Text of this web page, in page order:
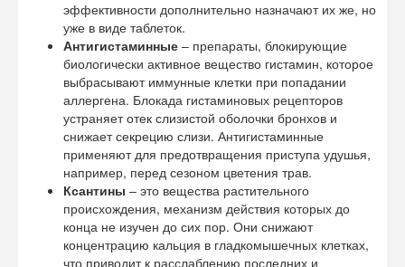
эффективности дополнительно назначают их же, но
уже в виде таблеток.
Антигистаминные – препараты, блокирующие
биологически активное вещество гистамин, которое
выбрасывают иммунные клетки при попадании
аллергена. Блокада гистаминовых рецепторов
устраняет отек слизистой оболочки бронхов и
снижает секрецию слизи. Антигистаминные
применяют для предотвращения приступа удушья,
например, перед сезоном цветения трав.
Ксантины – это вещества растительного
происхождения, механизм действия которых до
конца не изучен до сих пор. Они снижают
концентрацию кальция в гладкомышечных клетках,
что приводит к расслаблению последних и